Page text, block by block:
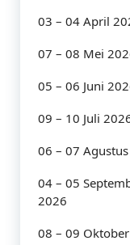
03 – 04 April
07 – 08 Mei
05 – 06 Juni
09 – 10 Juli
06 – 07
04 – 05
2026
08 – 09